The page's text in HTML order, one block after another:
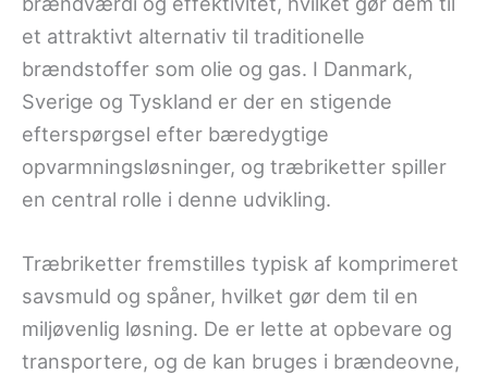
et attraktivt alternativ til traditionelle
brændstoffer som olie og gas. I Danmark,
Sverige og Tyskland er der en stigende
efterspørgsel efter bæredygtige
opvarmningsløsninger, og træbriketter spiller
en central rolle i denne udvikling.
Træbriketter fremstilles typisk af komprimeret
savsmuld og spåner, hvilket gør dem til en
miljøvenlig løsning. De er lette at opbevare og
transportere, og de kan bruges i brændeovne,